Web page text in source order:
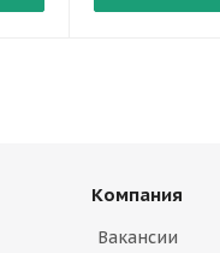
Компания
Вакансии